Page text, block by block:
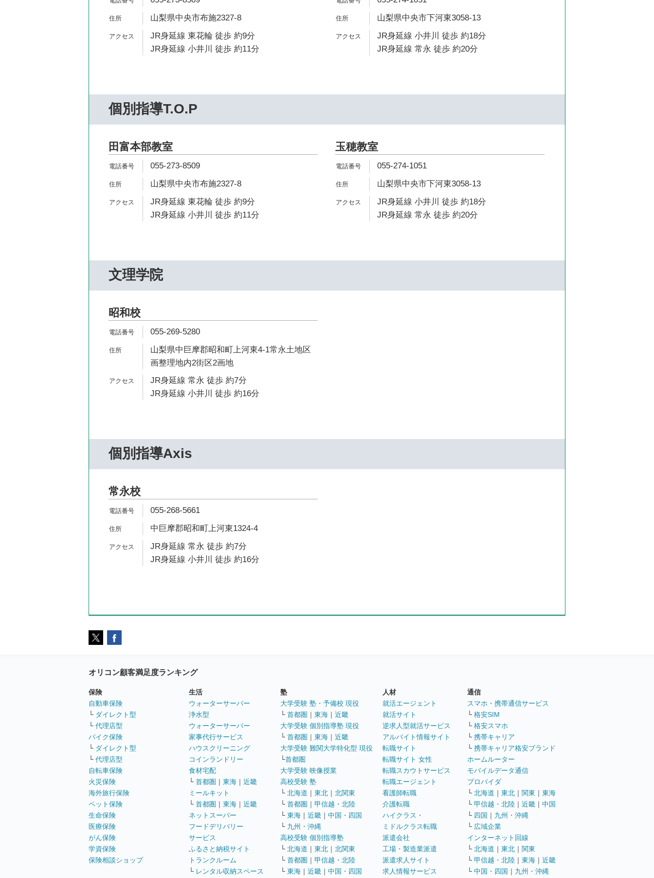
山梨県中央市布施2327-8
JR身延線 東花輪 徒歩 約9分
JR身延線 小井川 徒歩 約11分
山梨県中央市下河東3058-13
JR身延線 小井川 徒歩 約18分
JR身延線 常永 徒歩 約20分
個別指導T.O.P
田富本部教室
055-273-8509
山梨県中央市布施2327-8
JR身延線 東花輪 徒歩 約9分
JR身延線 小井川 徒歩 約11分
玉穂教室
055-274-1051
山梨県中央市下河東3058-13
JR身延線 小井川 徒歩 約18分
JR身延線 常永 徒歩 約20分
文理学院
昭和校
055-269-5280
山梨県中巨摩郡昭和町上河東4-1常永土地区
画整理地内2街区2画地
JR身延線 常永 徒歩 約7分
JR身延線 小井川 徒歩 約16分
個別指導Axis
常永校
055-268-5661
中巨摩郡昭和町上河東1324-4
JR身延線 常永 徒歩 約7分
JR身延線 小井川 徒歩 約16分
オリコン顧客満足度ランキング
保険
自動車保険
└ ダイレクト型
└ 代理店型
バイク保険
└ ダイレクト型
└ 代理店型
自転車保険
火災保険
海外旅行保険
ペット保険
生命保険
医療保険
がん保険
学資保険
保険相談ショップ
生活
ウォーターサーバー
浄水型
ウォーターサーバー
家事代行サービス
ハウスクリーニング
コインランドリー
食材宅配
└ 首都圏 ｜ 東海 ｜ 近畿
ミールキット
└ 首都圏 ｜ 東海 ｜ 近畿
ネットスーパー
フードデリバリー
サービス
ふるさと納税サイト
トランクルーム
└ レンタル収納スペース
塾
大学受験 塾・予備校 現役
└ 首都圏 ｜ 東海 ｜ 近畿
大学受験 個別指導塾 現役
└ 首都圏 ｜ 東海 ｜ 近畿
大学受験 難関大学特化型 現役
└首都圏
大学受験 映像授業
高校受験 塾
└ 北海道 ｜ 東北 ｜ 北関東
└ 首都圏 ｜ 甲信越・北陸
└ 東海 ｜ 近畿 ｜ 中国・四国
└ 九州・沖縄
高校受験 個別指導塾
└ 北海道 ｜ 東北 ｜ 北関東
└ 首都圏 ｜ 甲信越・北陸
└ 東海 ｜ 近畿 ｜ 中国・四国
人材
就活エージェント
就活サイト
逆求人型就活サービス
アルバイト情報サイト
転職サイト
転職サイト 女性
転職スカウトサービス
転職エージェント
看護師転職
介護転職
ハイクラス・
ミドルクラス転職
派遣会社
工場・製造業派遣
派遣求人サイト
求人情報サービス
通信
スマホ・携帯通信サービス
└ 格安SIM
└ 格安スマホ
└ 携帯キャリア
└ 携帯キャリア格安ブランド
ホームルーター
モバイルデータ通信
プロバイダ
└ 北海道 ｜ 東北 ｜ 関東 ｜ 東海
└ 甲信越・北陸 ｜ 近畿 ｜ 中国
└ 四国 ｜ 九州・沖縄
└ 広域企業
インターネット回線
└ 北海道 ｜ 東北 ｜ 関東
└ 甲信越・北陸 ｜ 東海 ｜ 近畿
└ 中国・四国 ｜ 九州・沖縄